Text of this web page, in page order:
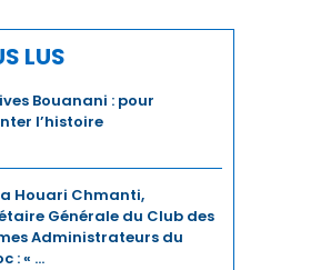
LUS
Bouanani : pour
l’histoire
Houari Chmanti,
Générale du Club des
Administrateurs du
: « ...